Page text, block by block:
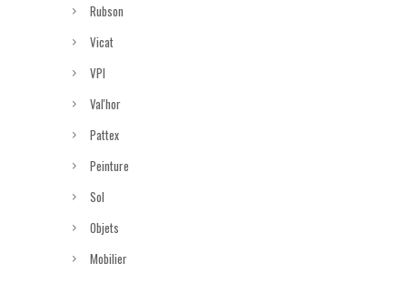
Rubson
Vicat
VPI
Val'hor
Pattex
Peinture
Sol
Objets
Mobilier